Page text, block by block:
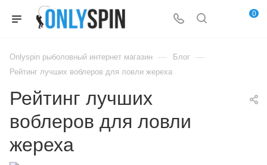
0
Onlyspin рыболовный интернет магазин — Блог —
Рейтинг лучших воблеров для ловли жереха
Рейтинг лучших
воблеров для ловли
жереха